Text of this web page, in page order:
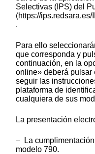
Selectivas (IPS) del
(https://
.
Para ello
que corresponda y
continuación, en la
online» deberá pulsar
seguir las
plataforma de
cualquiera de sus
La presentación
– La
modelo 790.